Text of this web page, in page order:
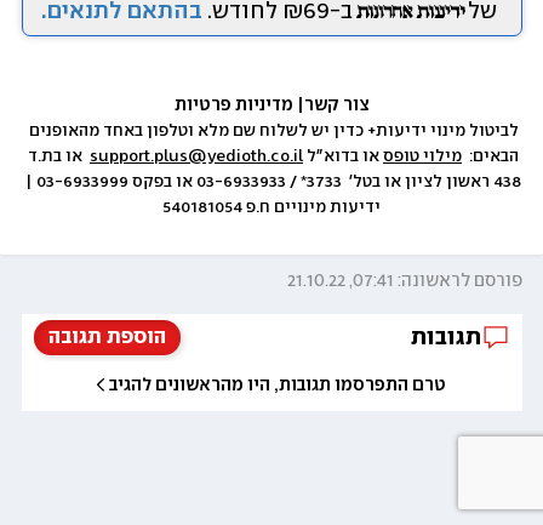
של
ב-₪69 לחודש. בהתאם לתנאים.
צור קשר
הבאים: מילוי טופס או בדוא״ל support.plus@yedioth.co.il
ידיעות מינויים ח.פ 540181054
פורסם לראשונה: 07:41, 21.10.22
הוספת תגובה תגובות
טרם התפרסמו תגובות, היו מהראשונים להגיב